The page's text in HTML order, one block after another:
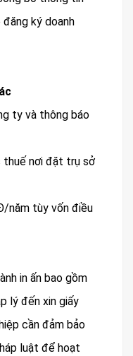
ký doanh
ty và thông báo
thuế nơi đặt trụ sở
năm tùy vốn điều
in ấn bao gồm
lý đến xin giấy
cần đảm bảo
luật để hoạt